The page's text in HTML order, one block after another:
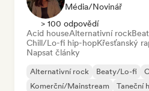
Média/novinář
> 100 odpovědí
Acid houseAlternativní rock
Chill/Lo-fi hip-hopKřesťanský
Napsat články
Alternativní rock Beaty/Lo-fi
Komerční/Mainstream
Taneční